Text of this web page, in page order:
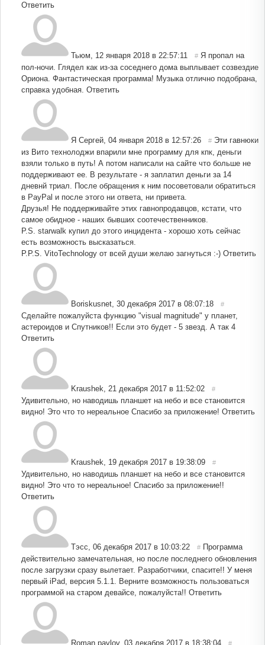
Ответить
Тьюм, 12 января 2018 в 22:57:11 # Я пропал на
пол-ночи. Глядел как из-за соседнего дома выплывает созвездие
Ориона. Фантастическая программа! Музыка отлично подобрана,
справка удобная. Ответить
Я Сергей, 04 января 2018 в 12:57:26 # Эти гавнюки
из Вито технолоджи впарили мне программу для кпк, деньги
взяли только в путь! А потом написали на сайте что больше не
поддерживают ее. В результате - я заплатил деньги за 14
дневнй триал. После обращения к ним посоветовали обратиться
в PayPal и после этого ни ответа, ни привета.
Друзья! Не поддерживайте этих гавнопродавцов, кстати, что
самое обидное - наших бывших соотечественников.
P.S. starwalk купил до этого инцидента - хорошо хоть сейчас
есть возможность высказаться.
P.P.S. VitoTechnology от всей души желаю загнуться :-) Ответить
Boriskusnet, 30 декабря 2017 в 08:07:18 #
Сделайте пожалуйста функцию "visual magnitude" у планет,
астероидов и Спутников!! Если это будет - 5 звезд. А так 4
Ответить
Kraushek, 21 декабря 2017 в 11:52:02 #
Удивительно, но наводишь планшет на небо и все становится
видно! Это что то нереальное Спасибо за приложение! Ответить
Kraushek, 19 декабря 2017 в 19:38:09 #
Удивительно, но наводишь планшет на небо и все становится
видно! Это что то нереальное! Спасибо за приложение!!
Ответить
Tэсс, 06 декабря 2017 в 10:03:22 # Программа
действительно замечательная, но после последнего обновления
после загрузки сразу вылетает. Разработчики, спасите!! У меня
первый iPad, версия 5.1.1. Верните возможность пользоваться
программой на старом девайсе, пожалуйста!! Ответить
Roman pavlov, 03 декабря 2017 в 18:38:04 #